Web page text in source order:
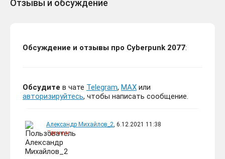
ULTIMATE EDITION GOG/RU
КЛЮЧ +бонус
Отзывы и обсуждение
Обсуждение и отзывы про Cyberpunk 2077:
Обсудите в чате Telegram, MAX или
авторизируйтесь, чтобы написать сообщение.
Александр Михайлов_2, 6.12.2021 11:38
Премиум